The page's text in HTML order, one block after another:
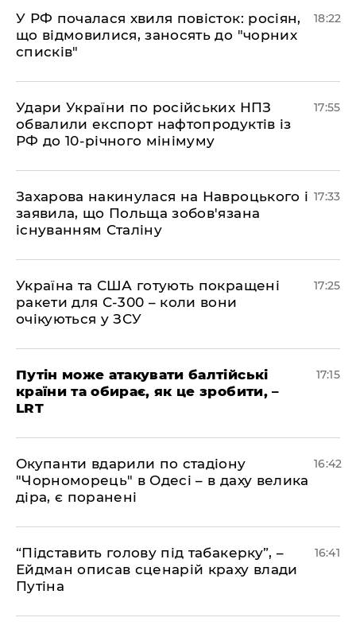
​У РФ почалася хвиля повісток: росіян,
що відмовилися, заносять до "чорних
списків"
18:22
​Удари України по російських НПЗ
обвалили експорт нафтопродуктів із
РФ до 10-річного мінімуму
17:55
​Захарова накинулася на Навроцького і
заявила, що Польща зобов'язана
існуванням Сталіну
17:33
​Україна та США готують покращені
ракети для С-300 – коли вони
очікуються у ЗСУ
17:25
​Путін може атакувати балтійські
країни та обирає, як це зробити, –
LRT
17:15
​Окупанти вдарили по стадіону
"Чорноморець" в Одесі – в даху велика
діра, є поранені
16:42
​“Підставить голову під табакерку”, –
Ейдман описав сценарій краху влади
Путіна
16:41